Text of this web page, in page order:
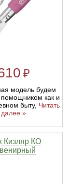
₽
модель будем
как и
быту, Читать
далее »
Кизляр КО